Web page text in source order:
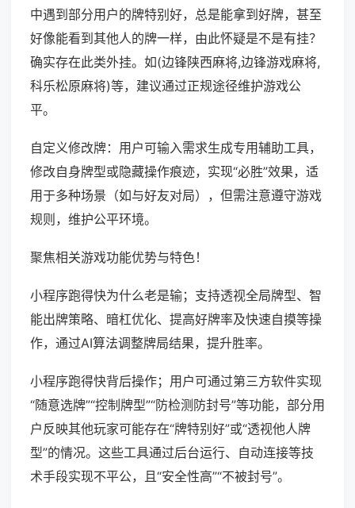
中遇到部分用户的牌特别好，总是能拿到好牌，甚至
好像能看到其他人的牌一样，由此怀疑是不是有挂？
确实存在此类外挂。如(边锋陕西麻将,边锋游戏麻将,
科乐松原麻将)等，建议通过正规途径维护游戏公
平。
自定义修改牌：用户可输入需求生成专用辅助工具，
修改自身牌型或隐藏操作痕迹，实现“必胜”效果，适
用于多种场景（如与好友对局），但需注意遵守游戏
规则，维护公平环境。
聚焦相关游戏功能优势与特色！
小程序跑得快为什么老是输；支持透视全局牌型、智
能出牌策略、暗杠优化、提高好牌率及快速自摸等操
作，通过AI算法调整牌局结果，提升胜率。
小程序跑得快背后操作；用户可通过第三方软件实现
“随意选牌”“控制牌型”“防检测防封号”等功能，部分用
户反映其他玩家可能存在“牌特别好”或“透视他人牌
型”的情况。这些工具通过后台运行、自动连接等技
术手段实现不平公，且“安全性高”“不被封号”。